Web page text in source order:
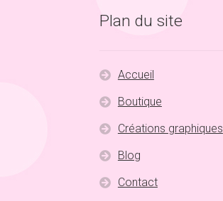
Plan du site
Accueil
Boutique
Créations graphiques
Blog
Contact